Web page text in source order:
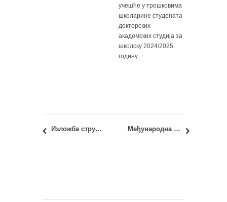
учешће у трошковима
школарине студената
докторских
академских студија за
школску 2024/2025.
годину
Изложба стручно-уметничких остварења доцента Милана Максимовића Међународна конференција „Climate Change and Student Entrepreneurship: From Academia to Policy“, од 15. до 17. маја